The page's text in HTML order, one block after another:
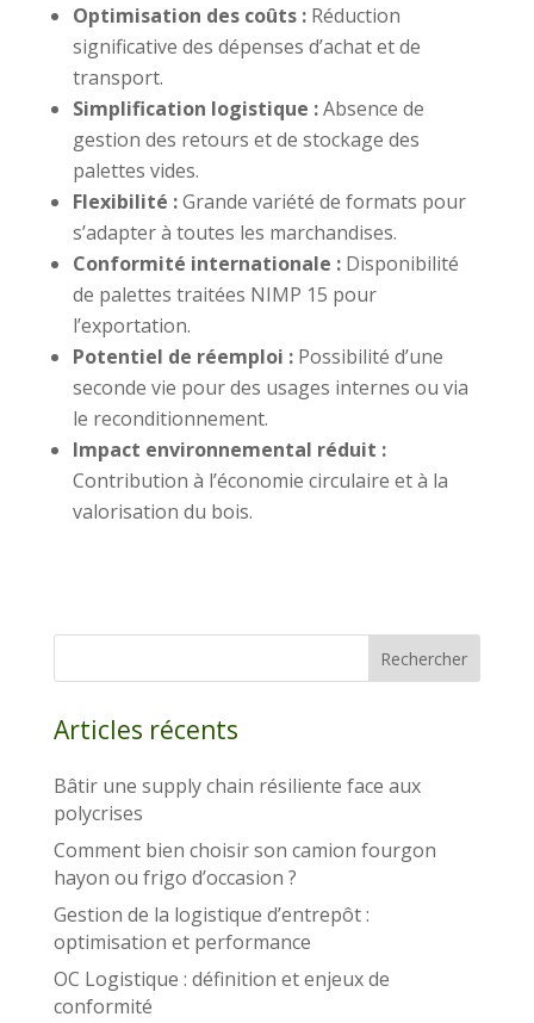
Optimisation des coûts :Réduction
significative des dépenses d’achat et de
transport.
Simplification logistique :Absence de
gestion des retours et de stockage des
palettes vides.
Flexibilité :Grande variété de formats pour
s’adapter à toutes les marchandises.
Conformité internationale :Disponibilité
de palettes traitées NIMP 15 pour
l’exportation.
Potentiel de réemploi :Possibilité d’une
seconde vie pour des usages internes ou via
le reconditionnement.
Impact environnemental réduit :
Contribution à l’économie circulaire et à la
valorisation du bois.
Rechercher
Articles récents
Bâtir une supply chain résiliente face aux
polycrises
Comment bien choisir son camion fourgon
hayon ou frigo d’occasion ?
Gestion de la logistique d’entrepôt :
optimisation et performance
OC Logistique : définition et enjeux de
conformité